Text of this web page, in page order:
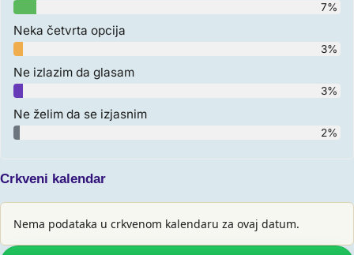
7%
Neka četvrta opcija
3%
Ne izlazim da glasam
3%
Ne želim da se izjasnim
2%
Crkveni kalendar
Nema podataka u crkvenom kalendaru za ovaj datum.